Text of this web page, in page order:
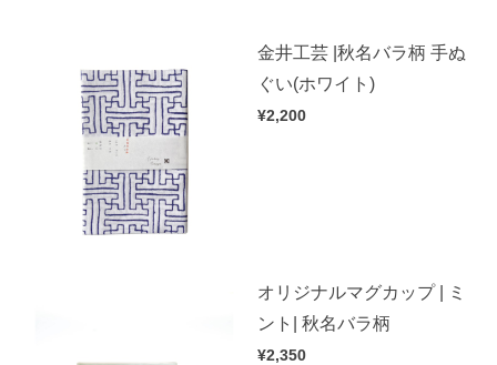
金井工芸 |秋名バラ柄 手ぬ
ぐい(ホワイト)
¥2,200
オリジナルマグカップ | ミ
ント| 秋名バラ柄
¥2,350